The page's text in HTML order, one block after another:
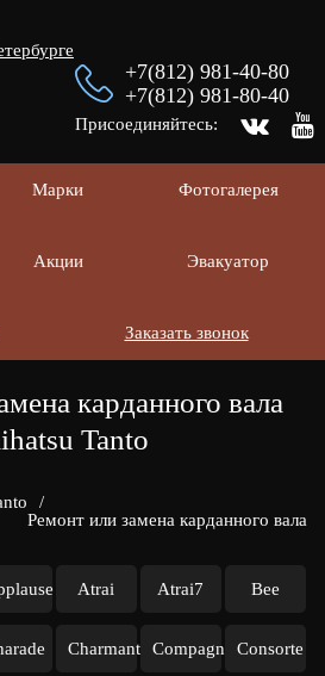
+7(812) 981-40-80
+7(812) 981-80-40
Присоединяйтесь:
Марки Фотогалерея
Акции Эвакуатор
Заказать звонок
карданного вала
Tanto
/
Ремонт или замена карданного вала
Atrai Atrai7 Bee
Charmant Compagno Consorte